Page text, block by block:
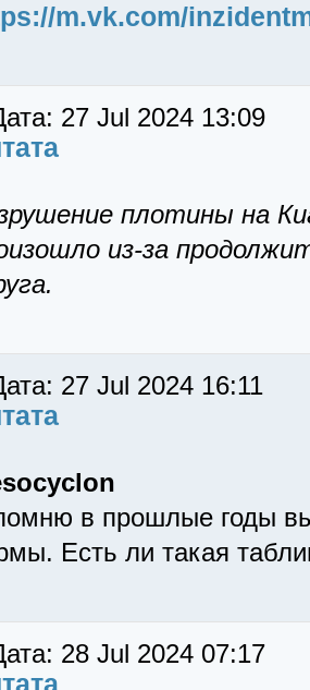
m.vk.com/
27 Jul 2024 13:09
плотины на
из-за
27 Jul 2024 16:11
в прошлые годы вы
Есть ли такая
28 Jul 2024 07:17